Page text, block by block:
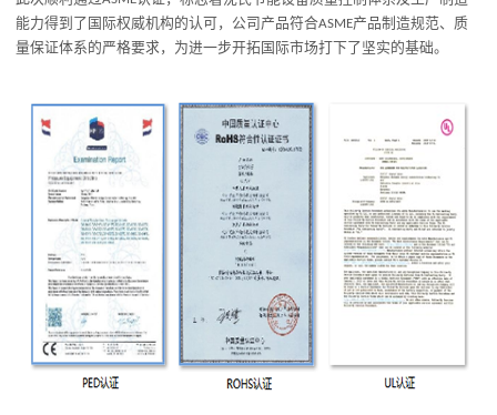
能力得到了国际权威机构的认可 ， 公司产品符合ASME产品制造规范、质
量保证体系的严格要求 ， 为进一步开拓国际市场打下了坚实的基础。